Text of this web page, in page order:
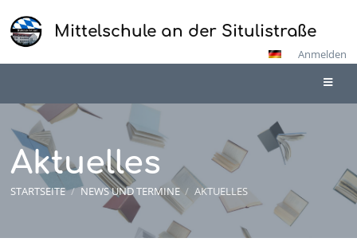
Mittelschule an der Situlistraße
Anmelden
Aktuelles
STARTSEITE / NEWS UND TERMINE / AKTUELLES